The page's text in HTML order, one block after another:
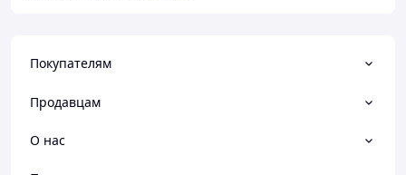
Покупателям
Продавцам
О нас